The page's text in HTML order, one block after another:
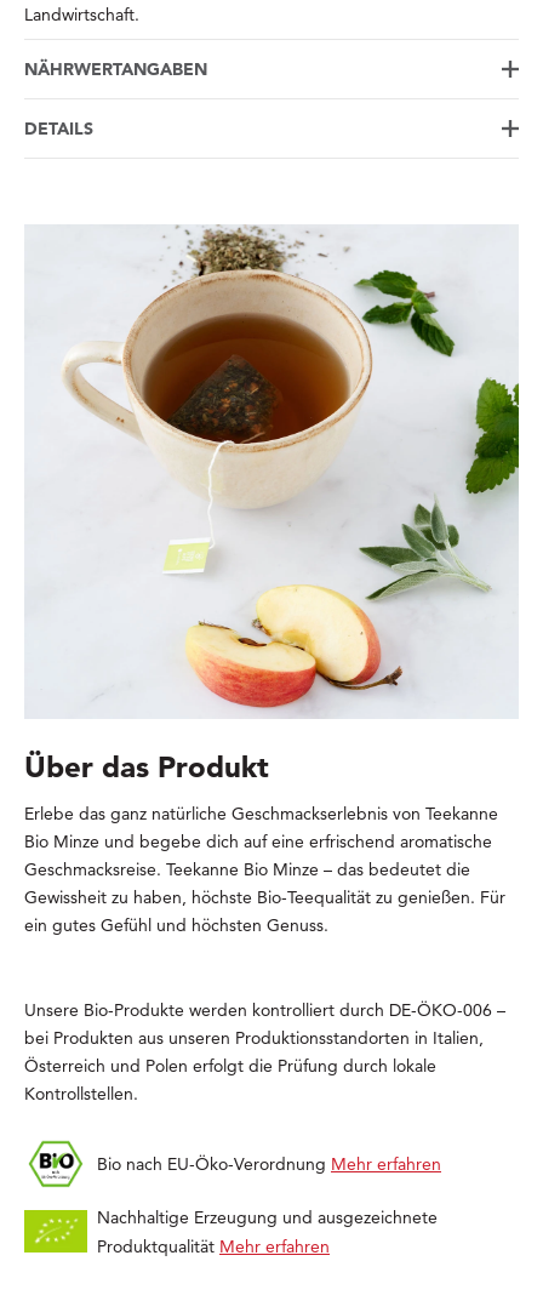
Landwirtschaft.
NÄHRWERTANGABEN
DETAILS
Über das Produkt
Erlebe das ganz natürliche Geschmackserlebnis von Teekanne
Bio Minze und begebe dich auf eine erfrischend aromatische
Geschmacksreise. Teekanne Bio Minze – das bedeutet die
Gewissheit zu haben, höchste Bio-Teequalität zu genießen. Für
ein gutes Gefühl und höchsten Genuss.
Unsere Bio-Produkte werden kontrolliert durch DE-ÖKO-006 –
bei Produkten aus unseren Produktionsstandorten in Italien,
Österreich und Polen erfolgt die Prüfung durch lokale
Kontrollstellen.
Bio nach EU-Öko-Verordnung Mehr erfahren
Nachhaltige Erzeugung und ausgezeichnete
Produktqualität Mehr erfahren